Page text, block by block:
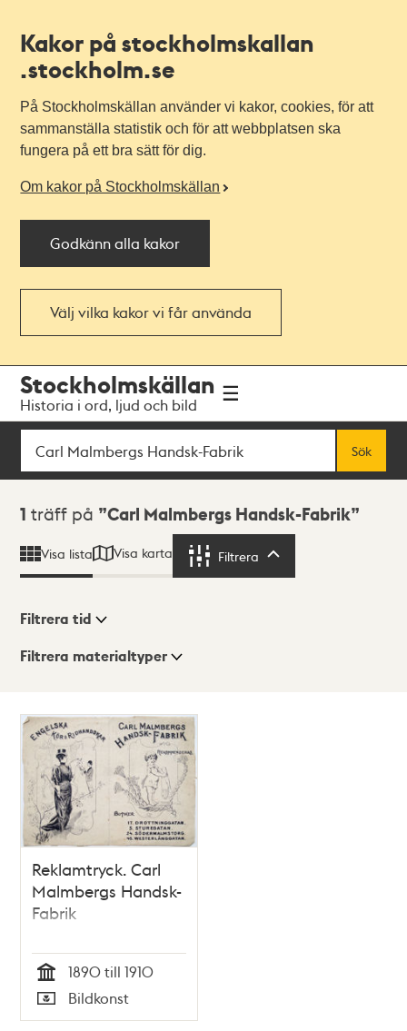
Kakor på stockholmskallan
.stockholm.se
På Stockholmskällan använder vi kakor, cookies, för att
sammanställa statistik och för att webbplatsen ska
fungera på ett bra sätt för dig.
Om kakor på Stockholmskällan
Godkänn alla kakor
Välj vilka kakor vi får använda
navigationen
huvudinnehållet
Stockholmskällan
Historia i ord, ljud och bild
Sök
Sök
Sökresultat
1 träff på Carl Malmbergs Handsk-Fabrik
Visa lista Visa karta Filtrera
Visningsläge
Lista
Karta
Filtrera tid
Filtrera materialtyper
träffar
Reklamtryck. Carl
Malmbergs Handsk-
Fabrik
Tid
1890 till 1910
Typ
Bildkonst